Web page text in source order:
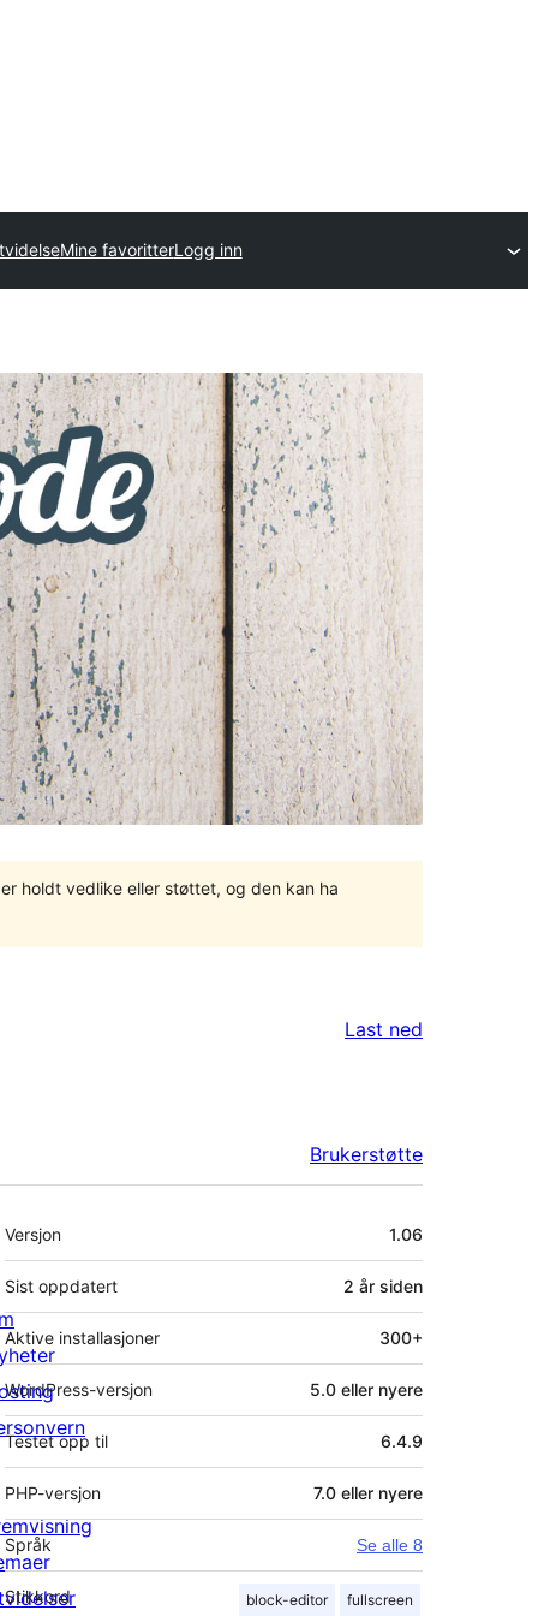
Mine favoritterLogg inn
holdt vedlike eller støttet, og den kan ha
Last ned
Brukerstøtte
Meta
Versjon 1.06
Sist oppdatert 2 år siden
Aktive installasjoner 300+
WordPress-versjon 5.0 eller nyere
Testet opp til 6.4.9
PHP-versjon 7.0 eller nyere
Språk Se alle 8
Stikkord block-editor fullscreen